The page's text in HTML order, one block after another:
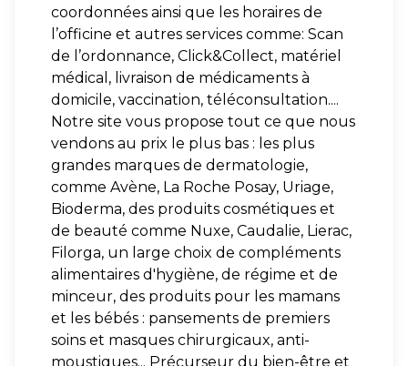
coordonnées ainsi que les horaires de
l’officine et autres services comme: Scan
de l’ordonnance, Click&Collect, matériel
médical, livraison de médicaments à
domicile, vaccination, téléconsultation....
Notre site vous propose tout ce que nous
vendons au prix le plus bas : les plus
grandes marques de dermatologie,
comme Avène, La Roche Posay, Uriage,
Bioderma, des produits cosmétiques et
de beauté comme Nuxe, Caudalie, Lierac,
Filorga, un large choix de compléments
alimentaires d'hygiène, de régime et de
minceur, des produits pour les mamans
et les bébés : pansements de premiers
soins et masques chirurgicaux, anti-
moustiques... Précurseur du bien-être et